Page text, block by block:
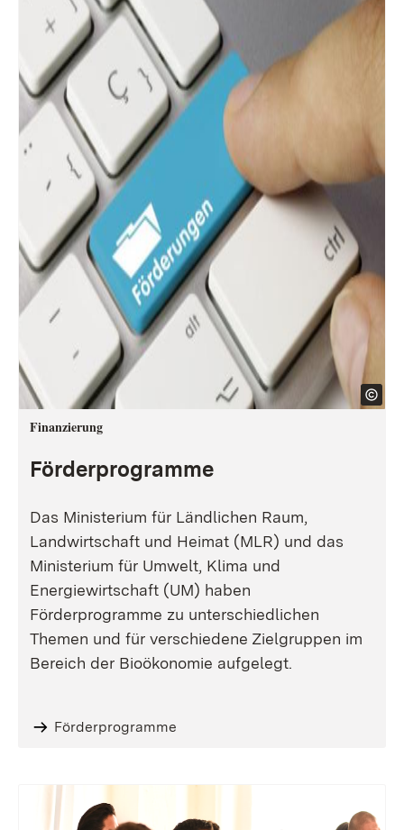
Finanzierung
Förderprogramme
Das Ministerium für Ländlichen Raum,
Landwirtschaft und Heimat (MLR) und das
Ministerium für Umwelt, Klima und
Energiewirtschaft (UM) haben
Förderprogramme zu unterschiedlichen
Themen und für verschiedene Zielgruppen im
Bereich der Bioökonomie aufgelegt.
Förderprogramme